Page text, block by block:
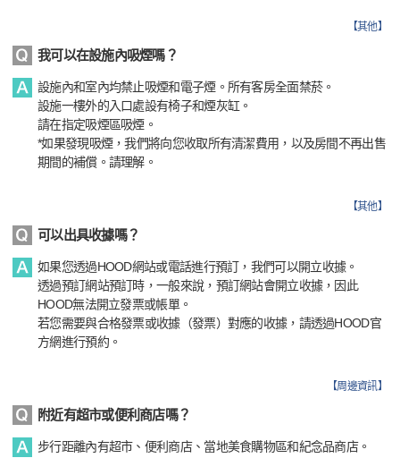
【其他】
我可以在設施內吸煙嗎？
設施內和室內均禁止吸煙和電子煙。所有客房全面禁菸。
設施一樓外的入口處設有椅子和煙灰缸。
請在指定吸煙區吸煙。
*如果發現吸煙，我們將向您收取所有清潔費用，以及房間不再出售
期間的補償。請理解。
【其他】
可以出具收據嗎？
如果您透過HOOD網站或電話進行預訂，我們可以開立收據。
透過預訂網站預訂時，一般來說，預訂網站會開立收據，因此
HOOD無法開立發票或帳單。
若您需要與合格發票或收據（發票）對應的收據，請透過HOOD官
方網進行預約。
【周邊資訊】
附近有超市或便利商店嗎？
步行距離內有超市、便利商店、當地美食購物區和紀念品商店。